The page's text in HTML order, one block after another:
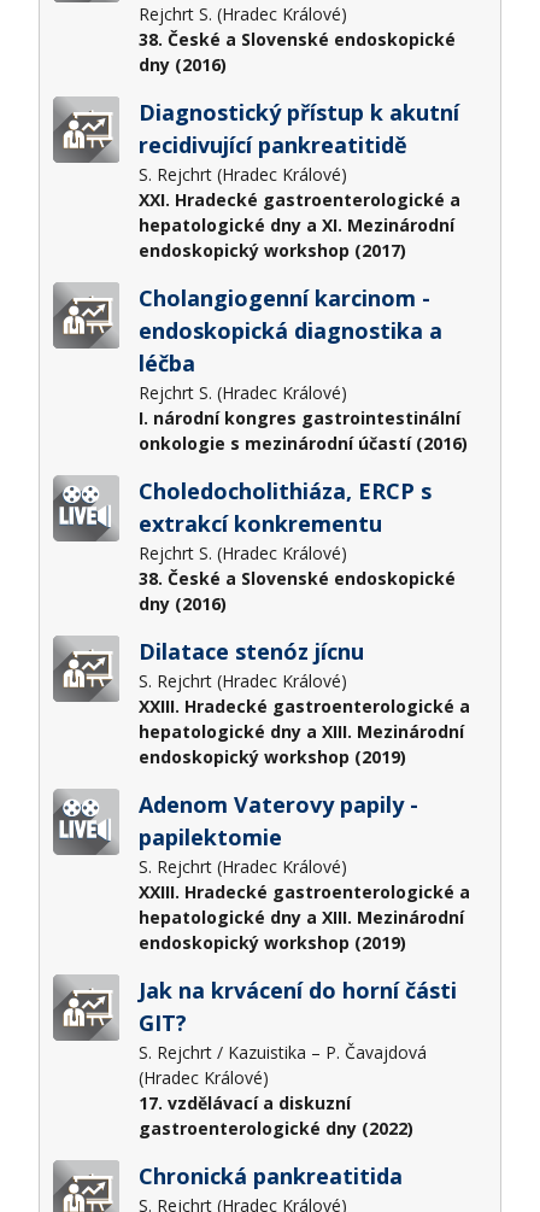
Rejchrt S. (Hradec Králové)
38. České a Slovenské endoskopické
dny (2016)
Diagnostický přístup k akutní
recidivující pankreatitidě
S. Rejchrt (Hradec Králové)
XXI. Hradecké gastroenterologické a
hepatologické dny a XI. Mezinárodní
endoskopický workshop (2017)
Cholangiogenní karcinom -
endoskopická diagnostika a
léčba
Rejchrt S. (Hradec Králové)
I. národní kongres gastrointestinální
onkologie s mezinárodní účastí (2016)
Choledocholithiáza, ERCP s
extrakcí konkrementu
Rejchrt S. (Hradec Králové)
38. České a Slovenské endoskopické
dny (2016)
Dilatace stenóz jícnu
S. Rejchrt (Hradec Králové)
XXIII. Hradecké gastroenterologické a
hepatologické dny a XIII. Mezinárodní
endoskopický workshop (2019)
Adenom Vaterovy papily -
papilektomie
S. Rejchrt (Hradec Králové)
XXIII. Hradecké gastroenterologické a
hepatologické dny a XIII. Mezinárodní
endoskopický workshop (2019)
Jak na krvácení do horní části
GIT?
S. Rejchrt / Kazuistika – P. Čavajdová
(Hradec Králové)
17. vzdělávací a diskuzní
gastroenterologické dny (2022)
Chronická pankreatitida
S. Rejchrt (Hradec Králové)